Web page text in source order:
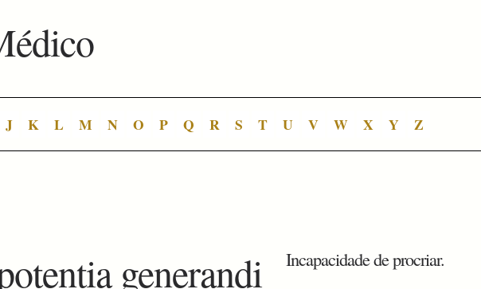
J K L M N O P Q R S T U V W X Y Z
generandi Incapacidade de procriar.